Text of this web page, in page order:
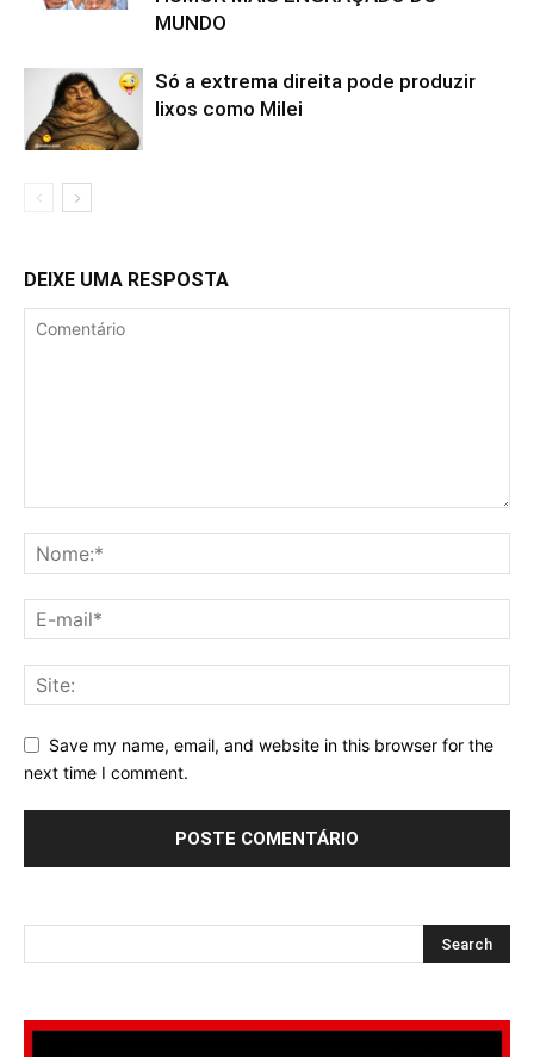
MUNDO
Só a extrema direita pode produzir
lixos como Milei
DEIXE UMA RESPOSTA
Save my name, email, and website in this browser for the
next time I comment.